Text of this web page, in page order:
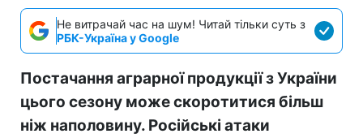
Не витрачай час на шум! Читай тільки суть з
РБК-Україна у Google
Постачання аграрної продукції з України
цього сезону може скоротитися більш
ніж наполовину. Російські атаки